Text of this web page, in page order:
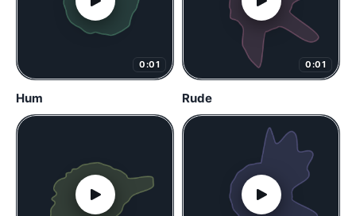
0:01
Hum
0:01
Rude